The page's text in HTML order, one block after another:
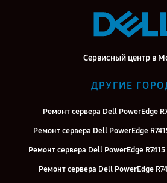
Сервисный центр в
ДРУГИЕ
Ремонт сервера Dell PowerEdge
Ремонт сервера Dell PowerEdge
Ремонт сервера Dell PowerEdge
Ремонт сервера Dell PowerEdge